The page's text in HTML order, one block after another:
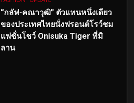
“กลัฟ-คณาวุฒิ” ตัวแทนหนึ่งเดียว
ของประเทศไทยนั่งฟรอนต์โรว์ชม
แฟชั่นโชว์ Onisuka Tiger ที่มิ
ลาน